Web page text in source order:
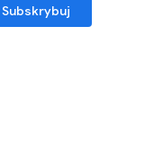
Subskrybuj